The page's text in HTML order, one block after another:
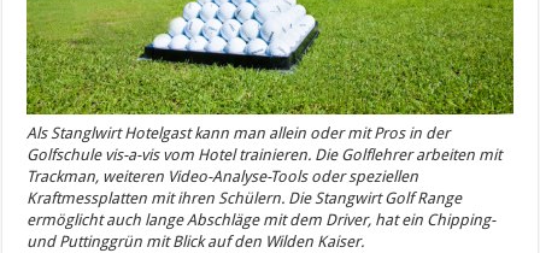
Als Stanglwirt Hotelgast kann man allein oder mit Pros in der
Golfschule vis-a-vis vom Hotel trainieren. Die Golflehrer arbeiten mit
Trackman, weiteren Video-Analyse-Tools oder speziellen
Kraftmessplatten mit ihren Schülern. Die Stangwirt Golf Range
ermöglicht auch lange Abschläge mit dem Driver, hat ein Chipping-
und Puttinggrün mit Blick auf den Wilden Kaiser.